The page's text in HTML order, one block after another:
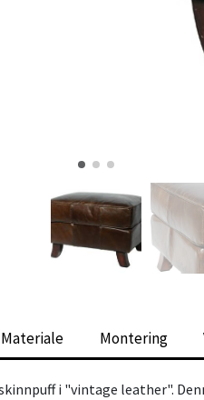
Materiale Montering
i "vintage leather".